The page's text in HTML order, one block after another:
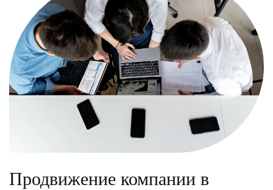
Продвижение компании в